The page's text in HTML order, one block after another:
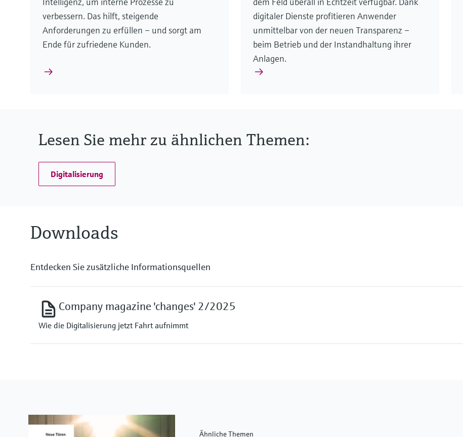
verbessern. Das hilft, steigende
Anforderungen zu erfüllen – und sorgt am
Ende für zufriedene Kunden.
digitaler Dienste profitieren Anwender
unmittelbar von der neuen Transparenz –
beim Betrieb und der Instandhaltung ihrer
Anlagen.
Lesen Sie mehr zu ähnlichen Themen:
Digitalisierung
Downloads
Entdecken Sie zusätzliche Informationsquellen
Company magazine 'changes' 2/2025
Wie die Digitalisierung jetzt Fahrt aufnimmt
Ähnliche Themen